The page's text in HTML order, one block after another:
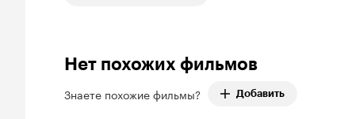
Нет похожих фильмов
Знаете похожие фильмы? Добавить